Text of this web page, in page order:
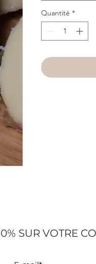
Quantité *
SUR VOTRE